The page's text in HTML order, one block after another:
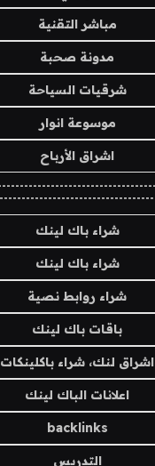
مباشر التقنية
مدونة صحبة
شرقيات السياحة
موسوعة انوار
اشراق الأرباح
شراء باك لينك
شراء باك لينك
شراء روابط نصية
باقات باك لينك
اشراق لنك، شراء باكلينكات
اعلانات الباك لينك
backlinks
التدريس